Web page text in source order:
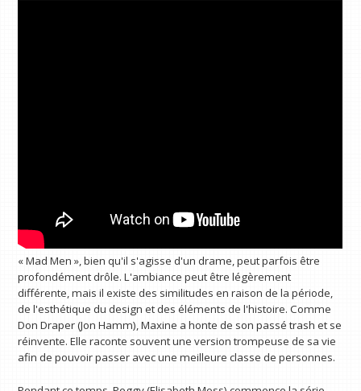
« Mad Men », bien qu'il s'agisse d'un drame, peut parfois être
profondément drôle. L'ambiance peut être légèrement
différente, mais il existe des similitudes en raison de la période,
de l'esthétique du design et des éléments de l'histoire. Comme
Don Draper (Jon Hamm), Maxine a honte de son passé trash et se
réinvente. Elle raconte souvent une version trompeuse de sa vie
afin de pouvoir passer avec une meilleure classe de personnes.